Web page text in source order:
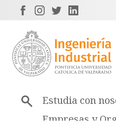
Estudia con
Empresas y